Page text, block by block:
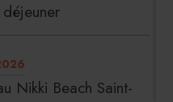
Nikki Beach Saint-